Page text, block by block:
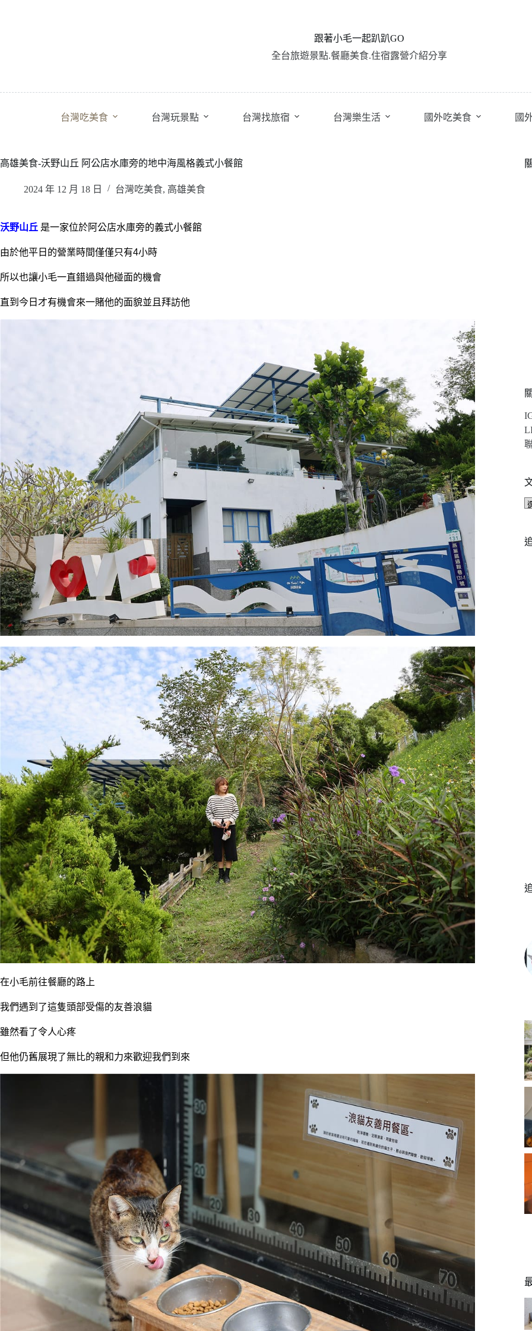
跟著小毛一起趴趴GO
全台旅遊景點.餐廳美食.住宿露營介紹分享
台灣吃美食 台灣玩景點 台灣找旅宿 台灣樂生活 國外吃美食 國
高雄美食-沃野山丘 阿公店水庫旁的地中海風格義式小餐館
2024 年 12 月 18 日 台灣吃美食, 高雄美食
沃野山丘 是一家位於阿公店水庫旁的義式小餐館
由於他平日的營業時間僅僅只有4小時
所以也讓小毛一直錯過與他碰面的機會
直到今日才有機會來一賭他的面貌並且拜訪他
在小毛前往餐廳的路上
我們遇到了這隻頭部受傷的友善浪貓
雖然看了令人心疼
但他仍舊展現了無比的親和力來歡迎我們到來